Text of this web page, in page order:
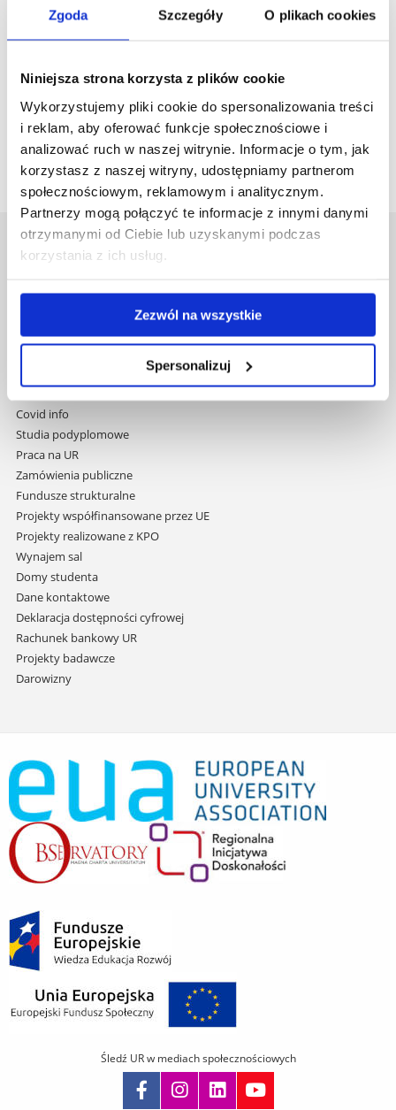
Zgoda Szczegóły O plikach cookies
Niniejsza strona korzysta z plików cookie
Wykorzystujemy pliki cookie do spersonalizowania treści
i reklam, aby oferować funkcje społecznościowe i
analizować ruch w naszej witrynie. Informacje o tym, jak
korzystasz z naszej witryny, udostępniamy partnerom
społecznościowym, reklamowym i analitycznym.
Partnerzy mogą połączyć te informacje z innymi danymi
otrzymanymi od Ciebie lub uzyskanymi podczas
korzystania z ich usług.
Zezwól na wszystkie
Spersonalizuj
Formularz oceny recenzenta pracy dyplomowej
Wniosek o powołanie Komisji do przeprowadzenia egzaminu
dyplomowego
Uniwersytet Rzeszowski
35-959 Rzeszów
Pomiń
nawigację
przejdź
do
treści
Polityka prywatności
Covid info
Studia podyplomowe
Praca na UR
Zamówienia publiczne
Fundusze strukturalne
Projekty współfinansowane przez UE
Projekty realizowane z KPO
Wynajem sal
Domy studenta
Dane kontaktowe
Deklaracja dostępności cyfrowej
Rachunek bankowy UR
Projekty badawcze
Darowizny
Śledź UR w mediach społecznościowych